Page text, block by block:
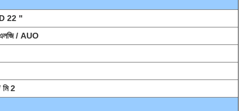
22 "
এলজি / AUO
2